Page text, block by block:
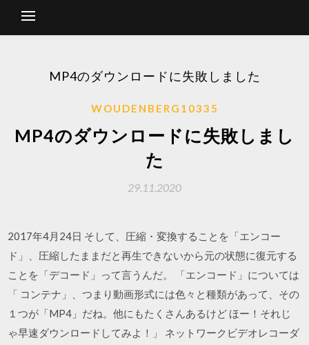
MP4のダウンロードに失敗しました
WOUDENBERG10335
MP4のダウンロードに失敗しまし
た
29.11.2020
2017年4月24日 そして、圧縮・変換することを「エンコー
ド」、圧縮したままだと再生できないから元の状態に復元する
ことを「デコード」って言うんだ。 「エンコード」については
「 コンテナ」、つまり動画形式には色々と種類があって、その
１つが「MP4」だね。他にもたくさんあるけど ほー！それじ
ゃ早速ダウンロードしてみよ！」 ネットワークビデオレコーダ